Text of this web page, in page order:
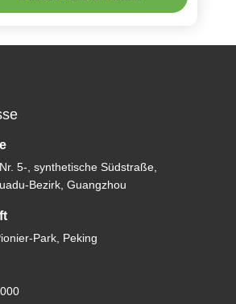
5-, synthetische Südstraße,
Bezirk, Guangzhou
Park, Peking